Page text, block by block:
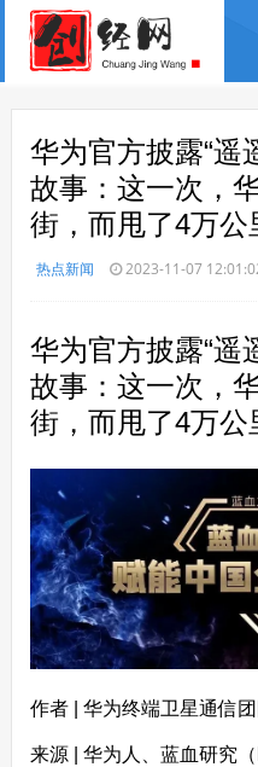
华为官方披露“遥
故事：这一次，
街，而甩了4万公
热点新闻 2023-11-07
华为官方披露“遥
故事：这一次，
街，而甩了4万公
作者 | 华为终端卫星通信
来源 | 华为人、蓝血研究